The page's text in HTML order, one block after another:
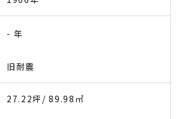
- 年
旧耐震
27.22坪 / 89.98㎡